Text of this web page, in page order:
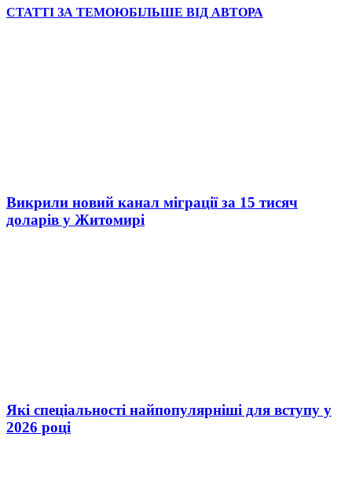
СТАТТІ ЗА ТЕМОЮБІЛЬШЕ ВІД АВТОРА
Викрили новий канал міграції за 15 тисяч
доларів у Житомирі
Які спеціальності найпопулярніші для вступу у
2026 році